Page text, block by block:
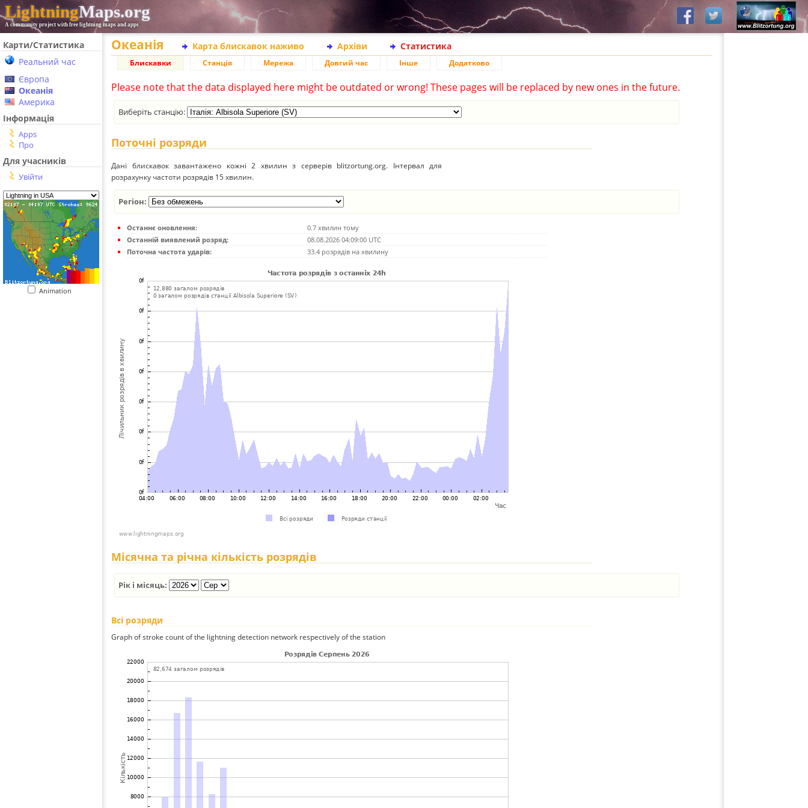
LightningMaps.org
A community project with free lightning maps and apps
Карти/Статистика
Реальний час
Європа
Океанія
Америка
Інформація
Apps
Про
Для учасників
Увійти
Animation
Океанія Карта блискавок наживо Архіви Статистика
Блискавки Станція Мережа Довгий час Інше Додатково
Please note that the data displayed here might be outdated or wrong! These pages will be replaced by new ones in the future.
Виберіть станцію:
Поточні розряди
Дані блискавок завантажено кожні 2 хвилин з серверів blitzortung.org. Інтервал для
розрахунку частоти розрядів 15 хвилин.
Регіон:
Останнє оновлення:
0.7 хвилин тому
Останній виявлений розряд:
08.08.2026 04:09:00 UTC
Поточна частота ударів:
33.4 розрядів на хвилину
Місячна та річна кількість розрядів
Рік і місяць:
Всі розряди
Graph of stroke count of the lightning detection network respectively of the station